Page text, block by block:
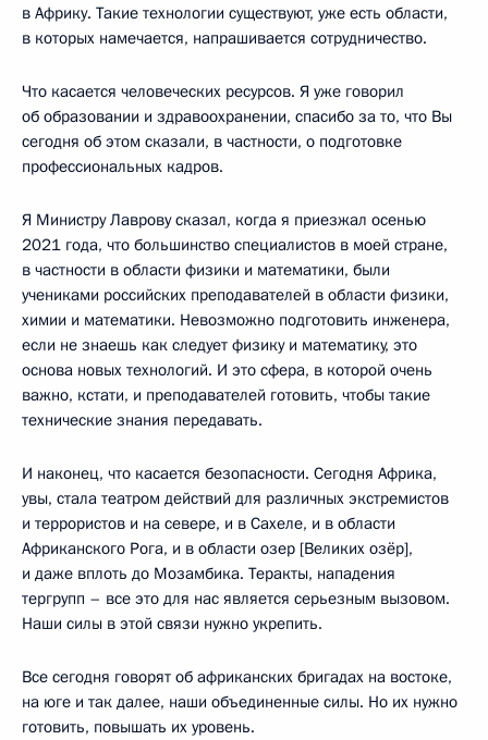
в Африку. Такие технологии существуют, уже есть области,
в которых намечается, напрашивается сотрудничество.
Что касается человеческих ресурсов. Я уже говорил
об образовании и здравоохранении, спасибо за то, что Вы
сегодня об этом сказали, в частности, о подготовке
профессиональных кадров.
Я Министру Лаврову сказал, когда я приезжал осенью
2021 года, что большинство специалистов в моей стране,
в частности в области физики и математики, были
учениками российских преподавателей в области физики,
химии и математики. Невозможно подготовить инженера,
если не знаешь как следует физику и математику, это
основа новых технологий. И это сфера, в которой очень
важно, кстати, и преподавателей готовить, чтобы такие
технические знания передавать.
И наконец, что касается безопасности. Сегодня Африка,
увы, стала театром действий для различных экстремистов
и террористов и на севере, и в Сахеле, и в области
Африканского Рога, и в области озер [Великих озёр],
и даже вплоть до Мозамбика. Теракты, нападения
тергрупп – все это для нас является серьезным вызовом.
Наши силы в этой связи нужно укрепить.
Все сегодня говорят об африканских бригадах на востоке,
на юге и так далее, наши объединенные силы. Но их нужно
готовить, повышать их уровень.